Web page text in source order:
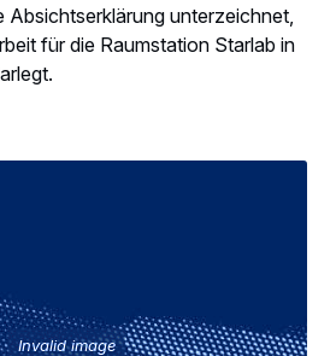
Absichtserklärung unterzeichnet,
für die Raumstation Starlab in
Invalid image